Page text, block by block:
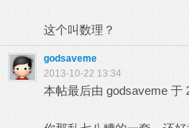
这个叫数理？
godsaveme
2013-10-22 13:34
本帖最后由 godsaveme 于